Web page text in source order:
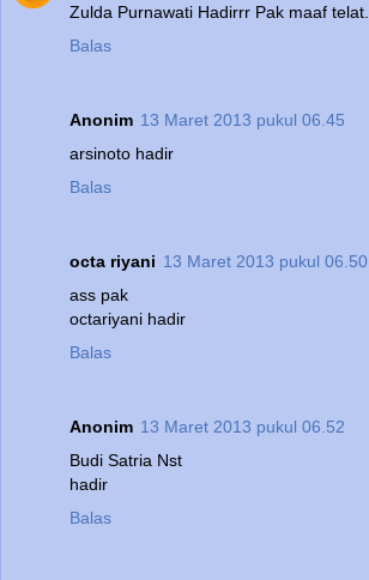
Zulda Purnawati Hadirrr Pak maaf telat..
Balas
Anonim 13 Maret 2013 pukul 06.45
arsinoto hadir
Balas
octa riyani 13 Maret 2013 pukul 06.50
ass pak
octariyani hadir
Balas
Anonim 13 Maret 2013 pukul 06.52
Budi Satria Nst
hadir
Balas